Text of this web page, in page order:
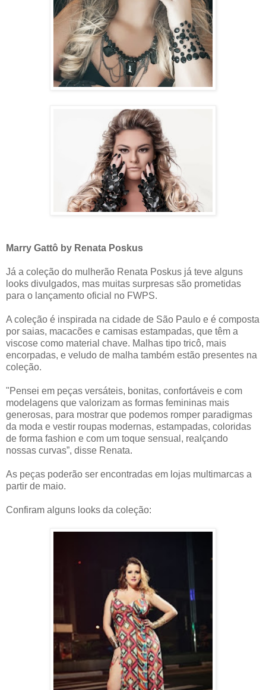
Marry Gattô by Renata Poskus
Já a coleção do mulherão Renata Poskus já teve alguns
looks divulgados, mas muitas surpresas são prometidas
para o lançamento oficial no FWPS.
A coleção é inspirada na cidade de São Paulo e é composta
por saias, macacões e camisas estampadas, que têm a
viscose como material chave. Malhas tipo tricô, mais
encorpadas, e veludo de malha também estão presentes na
coleção.
"Pensei em peças versáteis, bonitas, confortáveis e com
modelagens que valorizam as formas femininas mais
generosas, para mostrar que podemos romper paradigmas
da moda e vestir roupas modernas, estampadas, coloridas
de forma fashion e com um toque sensual, realçando
nossas curvas”, disse Renata.
As peças poderão ser encontradas em lojas multimarcas a
partir de maio.
Confiram alguns looks da coleção: